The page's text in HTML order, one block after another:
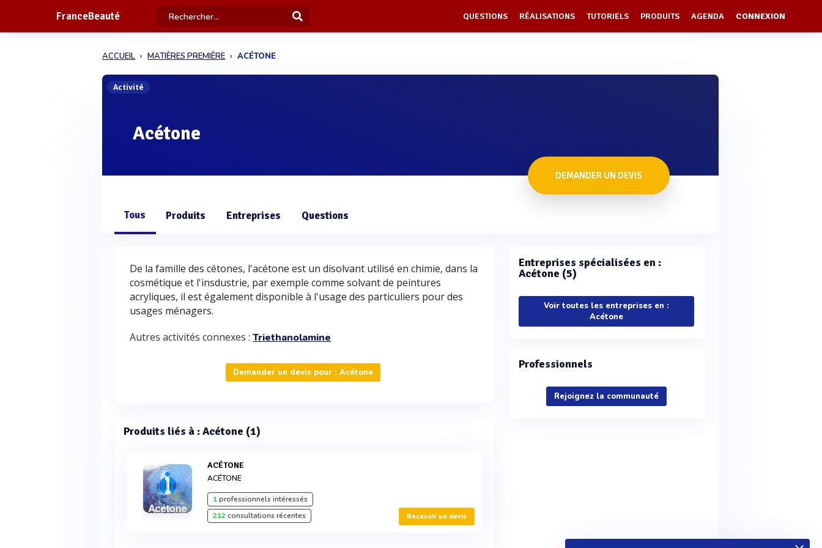
FranceBeauté QUESTIONS RÉALISATIONS TUTORIELS PRODUITS AGENDA CONNEXION
ACCUEIL MATIÈRES PREMIÈRE ACÉTONE
Activité
Acétone
DEMANDER UN DEVIS
Tous Produits Entreprises Questions
De la famille des cétones, l'acétone est un disolvant utilisé en chimie, dans la
cosmétique et l'insdustrie, par exemple comme solvant de peintures
acryliques, il est également disponible à l'usage des particuliers pour des
usages ménagers.
Autres activités connexes :Triethanolamine
Demander un devis pour : Acétone
Produits liés à : Acétone (1)
ACÉTONE
ACÉTONE
1professionnels intéressés
212consultations récentes Recevoir un devis
Entreprises spécialisées en :
Acétone (5)
Voir toutes les entreprises en :
Acétone
Professionnels
Rejoignez la communauté